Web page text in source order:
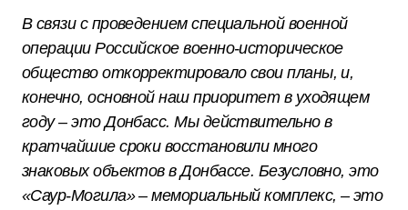
В связи с проведением специальной военной
операции Российское военно-историческое
общество откорректировало свои планы, и,
конечно, основной наш приоритет в уходящем
году – это Донбасс. Мы действительно в
кратчайшие сроки восстановили много
знаковых объектов в Донбассе. Безусловно, это
«Саур-Могила» – мемориальный комплекс, – это